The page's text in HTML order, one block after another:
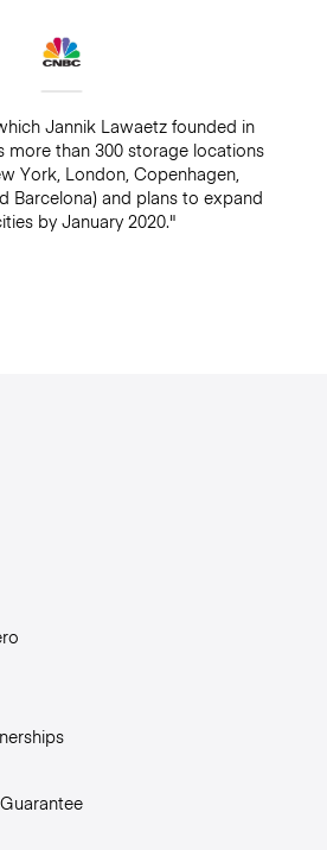
Jannik Lawaetz founded in
more than 300 storage locations
York, London, Copenhagen,
Barcelona) and plans to expand
by January 2020."